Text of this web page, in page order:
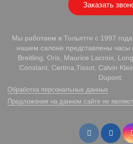
Заказать
Мы работаем в Тольятти с 1997
нашем салоне представлены часы
Breitling, Oris, Maurice Lacroix,
Constant, Certina,Tissot, Calvin
Dupont.
Обработка персональных данных
Предложения на данном сайте не